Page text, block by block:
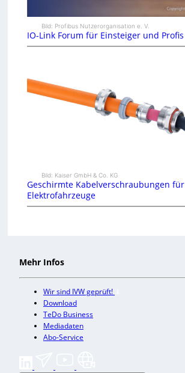
Bild: Profibus Nutzerorganisation e. V.
IO-Link Forum für Einsteiger und Profis
Bild: Kaiser GmbH & Co. KG
Geschirmte Kabelverschraubungen für
Elektrofahrzeuge
Mehr Infos
Wir sind IVW geprüft!
Download
TeDo Business
Mediadaten
Abo-Service